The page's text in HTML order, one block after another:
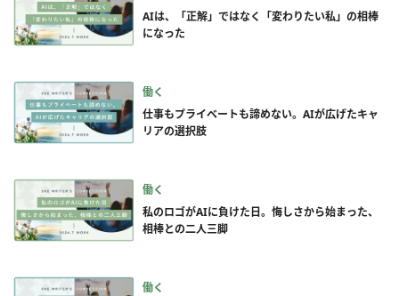
AIは、「正解」ではなく「変わりたい私」の相棒
になった
働く
仕事もプライベートも諦めない。AIが広げたキャ
リアの選択肢
働く
私のロゴがAIに負けた日。悔しさから始まった、
相棒との二人三脚
働く